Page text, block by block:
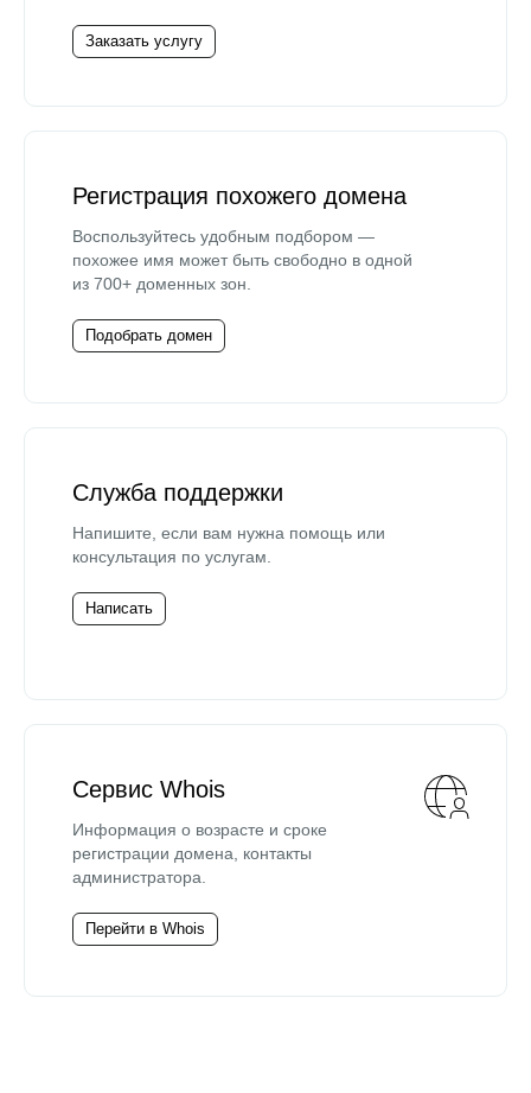
Заказать услугу
Регистрация похожего домена
Воспользуйтесь удобным подбором —
похожее имя может быть свободно в одной
из 700+ доменных зон.
Подобрать домен
Служба поддержки
Напишите, если вам нужна помощь или
консультация по услугам.
Написать
Сервис Whois
Информация о возрасте и сроке
регистрации домена, контакты
администратора.
Перейти в Whois